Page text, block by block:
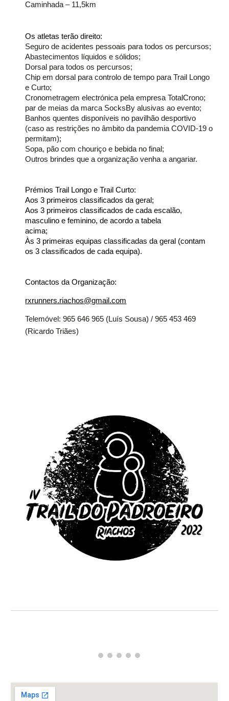
Caminhada – 11,5km
Os atletas terão direito:
Seguro de acidentes pessoais para todos os percursos;
Abastecimentos líquidos e sólidos;
Dorsal para todos os percursos;
Chip em dorsal para controlo de tempo para Trail Longo
e Curto;
Cronometragem electrónica pela empresa TotalCrono;
par de meias da marca SocksBy alusivas ao evento;
Banhos quentes disponíveis no pavilhão desportivo
(caso as restrições no âmbito da pandemia COVID-19 o
permitam);
Sopa, pão com chouriço e bebida no final;
Outros brindes que a organização venha a angariar.
Prémios Trail Longo e Trail Curto:
Aos 3 primeiros classificados da geral;
Aos 3 primeiros classificados de cada escalão,
masculino e feminino, de acordo a tabela
acima;
Às 3 primeiras equipas classificadas da geral (contam
os 3 classificados de cada equipa).
Contactos da Organização:
rxrunners.riachos@gmail.com
Telemóvel: 965 646 965 (Luís Sousa) / 965 453 469
(Ricardo Triães)